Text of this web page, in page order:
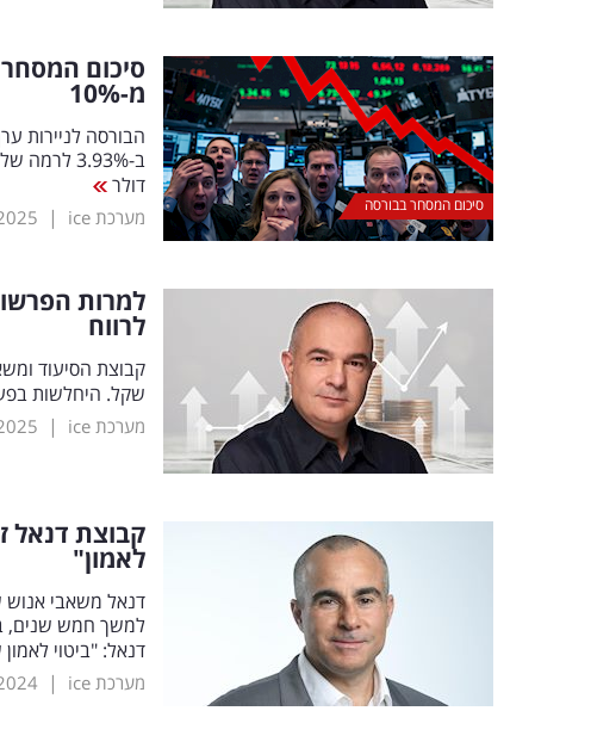
סיכום המסחר בבורסה
סיכום
מ-10%
דולר
מערכת ice |
למרות
לרווח
שקל. היחלשות
מערכת ice |
קבוצת דנאל
לאמון"
למשך חמש שנים,
דנאל: "ביטוי
מערכת ice |